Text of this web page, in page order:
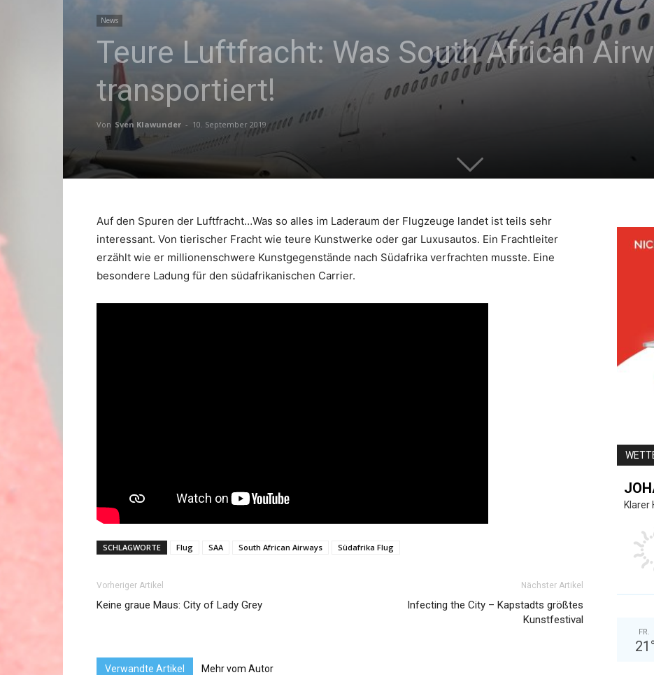
News
Teure Luftfracht: Was South African
transportiert!
Von Sven Klawunder - 10. September 2019
Auf den Spuren der Luftfracht…Was so alles im Laderaum der Flugzeuge landet ist teils sehr
interessant. Von tierischer Fracht wie teure Kunstwerke oder gar Luxusautos. Ein Frachtleiter
erzählt wie er millionenschwere Kunstgegenstände nach Südafrika verfrachten musste. Eine
besondere Ladung für den südafrikanischen Carrier.
SCHLAGWORTE Flug SAA South African Airways Südafrika Flug
Vorheriger Artikel
Keine graue Maus: City of Lady Grey
Nächster Artikel
Infecting the City – Kapstadts größtes
Kunstfestival
Verwandte Artikel Mehr vom Autor
Klarer
FR.
21 °